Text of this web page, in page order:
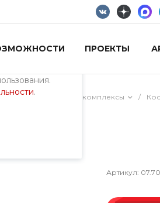
и
.
ПРОЕКТЫ
игровые комплексы /
Артикул: